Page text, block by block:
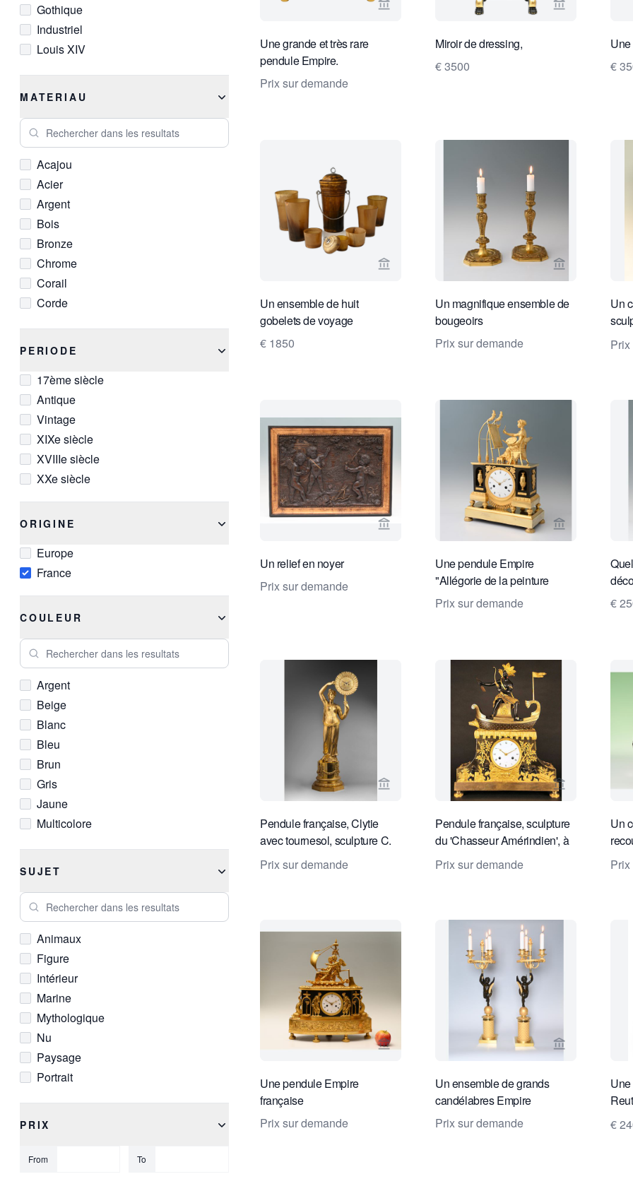
Gothique
Industriel
Louis XIV
Néoclassique
Primitif
Rococo
Romantique
MATERIAU
Rechercher dans les resultats
Acajou
Acier
Argent
Bois
Bronze
Chrome
Corail
Corde
Ivoire
Laiton
Marbre
Marbre noir
Noyer
Onyx
Or
Perle
Platine
Porcelaine
Rubis
Verre
PERIODE
17ème siècle
Antique
Vintage
XIXe siècle
XVIIIe siècle
XXe siècle
ORIGINE
Europe
France
COULEUR
Rechercher dans les resultats
Argent
Beige
Blanc
Bleu
Brun
Gris
Jaune
Multicolore
Rouge
Vert
SUJET
Rechercher dans les resultats
Animaux
Figure
Intérieur
Marine
Mythologique
Nu
Paysage
Portrait
PRIX
From To
Voir la page vendeur de Limburg Antiquairs
Une grande et très rare
pendule Empire.
Prix sur demande
Voir la page
Miroir de dressing,
€ 3500
€
Voir la page vendeur de Limburg Antiquairs
Un ensemble de huit
gobelets de voyage
€ 1850
Voir la page
Un magnifique ensemble de
bougeoirs
Prix sur demande
Un
Voir la page vendeur de Limburg Antiquairs
Un relief en noyer
Prix sur demande
Voir la page
Une pendule Empire
"Allégorie de la peinture
Prix sur demande
€
Voir la page vendeur de Van Dreven Antique
Pendule française, Clytie
avec tournesol, sculpture C.
Galle, Paris, vers 1810
Prix sur demande
Voir la page
Pendule française, sculpture
du 'Chasseur Amérindien', à
Paris vers 1800.
Prix sur demande
Un
et
Voir la page vendeur de Limburg Antiquairs
Une pendule Empire
française
Prix sur demande
Voir la page
Un ensemble de grands
candélabres Empire
Prix sur demande
€